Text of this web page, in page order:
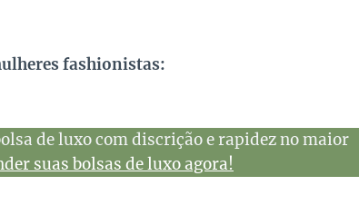
fashionistas:
de luxo com discrição e rapidez no maior
suas bolsas de luxo agora!